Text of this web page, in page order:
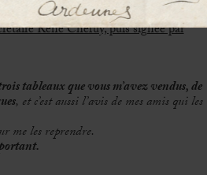
René Chéruy, puis signée par
tableaux que vous m’avez vendus, de
, et c’est aussi l’avis de mes amis qui les
me les reprendre.